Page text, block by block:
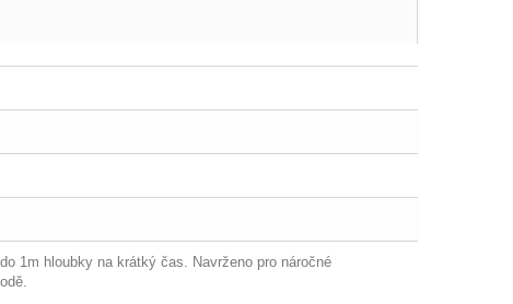
1m hloubky na krátký čas. Navrženo pro náročné